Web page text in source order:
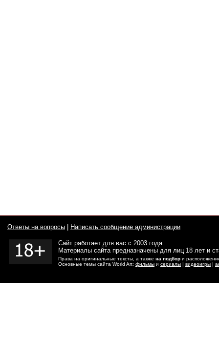
Ответы на вопросы Написать сообщение администрации
Сайт работает для вас с 2003 года.
Материалы сайта предназначены для лиц 18 лет и
Права на оригинальные тексты, а также на подбор и
Основные темы сайта World Art: фильмы и сериалы | видеоигры |